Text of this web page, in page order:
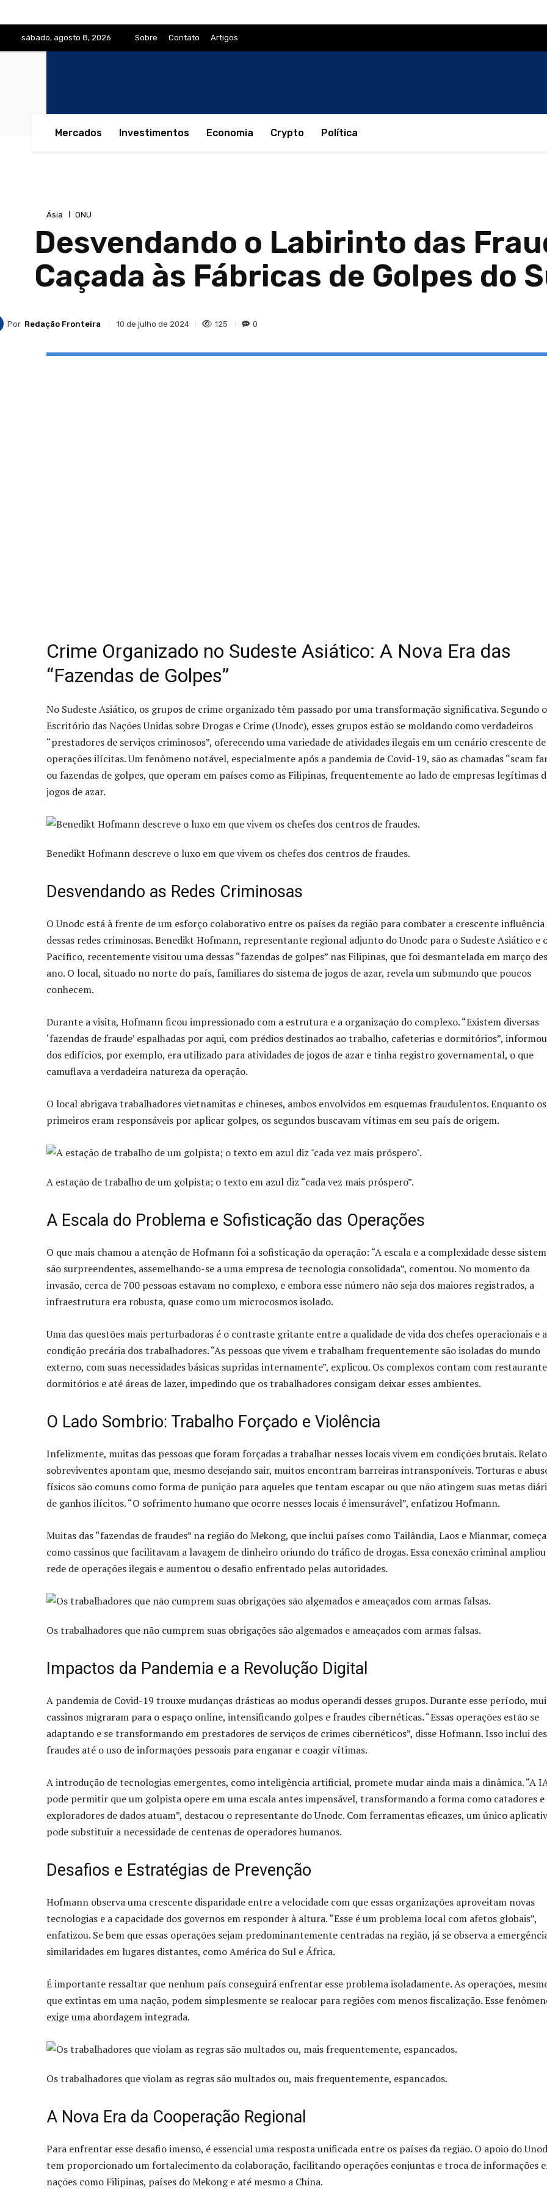
sábado, agosto 8, 2026 Sobre Contato Artigos
Mercados Investimentos Economia Crypto Política
Ásia ONU
Desvendando o Labirinto das
Caçada às Fábricas de Golpes do
Por Redação Fronteira 10 de julho de 2024 125 0
Crime Organizado no Sudeste Asiático: A Nova Era das
“Fazendas de Golpes”
No Sudeste Asiático, os grupos de crime organizado têm passado por uma transformação significativa. Segundo o
Escritório das Nações Unidas sobre Drogas e Crime (Unodc), esses grupos estão se moldando como verdadeiros
“prestadores de serviços criminosos”, oferecendo uma variedade de atividades ilegais em um cenário crescente de
operações ilícitas. Um fenômeno notável, especialmente após a pandemia de Covid-19, são as chamadas “scam
ou fazendas de golpes, que operam em países como as Filipinas, frequentemente ao lado de empresas legítimas
jogos de azar.
Benedikt Hofmann descreve o luxo em que vivem os chefes dos centros de fraudes.
Desvendando as Redes Criminosas
O Unodc está à frente de um esforço colaborativo entre os países da região para combater a crescente influência
dessas redes criminosas. Benedikt Hofmann, representante regional adjunto do Unodc para o Sudeste Asiático e
Pacífico, recentemente visitou uma dessas “fazendas de golpes” nas Filipinas, que foi desmantelada em março
ano. O local, situado no norte do país, familiares do sistema de jogos de azar, revela um submundo que poucos
conhecem.
Durante a visita, Hofmann ficou impressionado com a estrutura e a organização do complexo. “Existem diversas
‘fazendas de fraude’ espalhadas por aqui, com prédios destinados ao trabalho, cafeterias e dormitórios”,
dos edifícios, por exemplo, era utilizado para atividades de jogos de azar e tinha registro governamental, o que
camuflava a verdadeira natureza da operação.
O local abrigava trabalhadores vietnamitas e chineses, ambos envolvidos em esquemas fraudulentos. Enquanto os
primeiros eram responsáveis por aplicar golpes, os segundos buscavam vítimas em seu país de origem.
A estação de trabalho de um golpista; o texto em azul diz “cada vez mais próspero”.
A Escala do Problema e Sofisticação das Operações
O que mais chamou a atenção de Hofmann foi a sofisticação da operação: “A escala e a complexidade desse
são surpreendentes, assemelhando-se a uma empresa de tecnologia consolidada”, comentou. No momento da
invasão, cerca de 700 pessoas estavam no complexo, e embora esse número não seja dos maiores registrados, a
infraestrutura era robusta, quase como um microcosmos isolado.
Uma das questões mais perturbadoras é o contraste gritante entre a qualidade de vida dos chefes operacionais e a
condição precária dos trabalhadores. “As pessoas que vivem e trabalham frequentemente são isoladas do mundo
externo, com suas necessidades básicas supridas internamente”, explicou. Os complexos contam com
dormitórios e até áreas de lazer, impedindo que os trabalhadores consigam deixar esses ambientes.
O Lado Sombrio: Trabalho Forçado e Violência
Infelizmente, muitas das pessoas que foram forçadas a trabalhar nesses locais vivem em condições brutais.
sobreviventes apontam que, mesmo desejando sair, muitos encontram barreiras intransponíveis. Torturas e
físicos são comuns como forma de punição para aqueles que tentam escapar ou que não atingem suas metas
de ganhos ilícitos. “O sofrimento humano que ocorre nesses locais é imensurável”, enfatizou Hofmann.
Muitas das “fazendas de fraudes” na região do Mekong, que inclui países como Tailândia, Laos e Mianmar,
como cassinos que facilitavam a lavagem de dinheiro oriundo do tráfico de drogas. Essa conexão criminal
rede de operações ilegais e aumentou o desafio enfrentado pelas autoridades.
Os trabalhadores que não cumprem suas obrigações são algemados e ameaçados com armas falsas.
Impactos da Pandemia e a Revolução Digital
A pandemia de Covid-19 trouxe mudanças drásticas ao modus operandi desses grupos. Durante esse período,
cassinos migraram para o espaço online, intensificando golpes e fraudes cibernéticas. “Essas operações estão se
adaptando e se transformando em prestadores de serviços de crimes cibernéticos”, disse Hofmann. Isso inclui
fraudes até o uso de informações pessoais para enganar e coagir vítimas.
A introdução de tecnologias emergentes, como inteligência artificial, promete mudar ainda mais a dinâmica. “A
pode permitir que um golpista opere em uma escala antes impensável, transformando a forma como catadores e
exploradores de dados atuam”, destacou o representante do Unodc. Com ferramentas eficazes, um único
pode substituir a necessidade de centenas de operadores humanos.
Desafios e Estratégias de Prevenção
Hofmann observa uma crescente disparidade entre a velocidade com que essas organizações aproveitam novas
tecnologias e a capacidade dos governos em responder à altura. “Esse é um problema local com afetos globais”,
enfatizou. Se bem que essas operações sejam predominantemente centradas na região, já se observa a
similaridades em lugares distantes, como América do Sul e África.
É importante ressaltar que nenhum país conseguirá enfrentar esse problema isoladamente. As operações,
que extintas em uma nação, podem simplesmente se realocar para regiões com menos fiscalização. Esse
exige uma abordagem integrada.
Os trabalhadores que violam as regras são multados ou, mais frequentemente, espancados.
A Nova Era da Cooperação Regional
Para enfrentar esse desafio imenso, é essencial uma resposta unificada entre os países da região. O apoio do
tem proporcionado um fortalecimento da colaboração, facilitando operações conjuntas e troca de informações
nações como Filipinas, países do Mekong e até mesmo a China.